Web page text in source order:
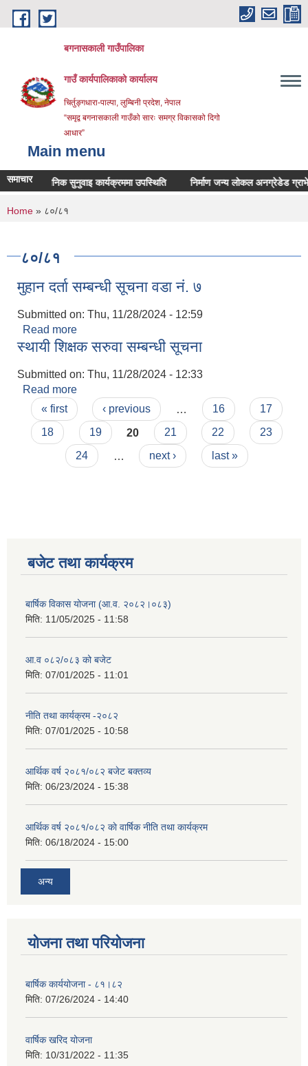
Skip to main content
बगनासकाली गाउँपालिका
गाउँ कार्यपालिकाको कार्यालय
चिर्तुङ्गधारा-पाल्पा, लुम्बिनी प्रदेश, नेपाल
“समृद्व बगनासकाली गाउँको सारः समग्र विकासको दिगो
आधार”
Main menu
समाचार
सार्वजनिक सुनुवाइ कार्यक्रममा उपस्थिति निर्माण जन्य लोकल अनग्रेडेड ग्राभेलको
You are here
Home » ८०/८१
८०/८१
मुहान दर्ता सम्बन्धी सूचना वडा नं. ७
Submitted on: Thu, 11/28/2024 - 12:59
Read more
स्थायी शिक्षक सरुवा सम्बन्धी सूचना
Submitted on: Thu, 11/28/2024 - 12:33
Read more
Pages
« first ‹ previous 16
17
18
19 20 21 22
23
24
next › last »
बजेट तथा कार्यक्रम
बार्षिक विकास योजना (आ.व. २०८२।०८३)
मिति: 11/05/2025 - 11:58
आ.व ०८२/०८३ को बजेट
मिति: 07/01/2025 - 11:01
नीति तथा कार्यक्रम -२०८२
मिति: 07/01/2025 - 10:58
आर्थिक वर्ष २०८१/०८२ बजेट बक्तव्य
मिति: 06/23/2024 - 15:38
आर्थिक वर्ष २०८१/०८२ काे वार्षिक नीति तथा कार्यक्रम
मिति: 06/18/2024 - 15:00
अन्य
योजना तथा परियोजना
बार्षिक कार्ययोजना - ८१।८२
मिति: 07/26/2024 - 14:40
वार्षिक खरिद योजना
मिति: 10/31/2022 - 11:35